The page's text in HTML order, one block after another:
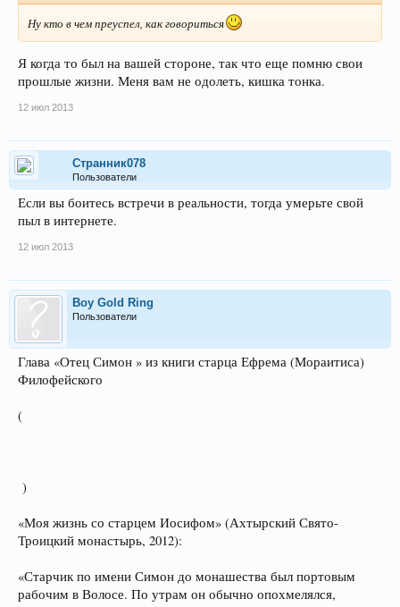
Ну кто в чем преуспел, как говориться
Я когда то был на вашей стороне, так что еще помню свои
прошлые жизни. Меня вам не одолеть, кишка тонка.
12 июл 2013
Странник078
Пользователи
Если вы боитесь встречи в реальности, тогда умерьте свой
пыл в интернете.
12 июл 2013
Boy Gold Ring
Пользователи
Глава «Отец Симон » из книги старца Ефрема (Мораитиса)
Филофейского
(
)
«Моя жизнь со старцем Иосифом» (Ахтырский Свято-
Троицкий монастырь, 2012):
«Старчик по имени Симон до монашества был портовым
рабочим в Волосе. По утрам он обычно опохмелялся,